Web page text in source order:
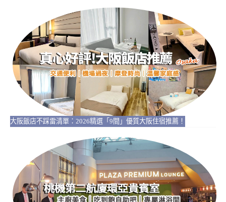
大阪飯店不踩雷清單：2026精選「9間」優質大阪住宿推薦！